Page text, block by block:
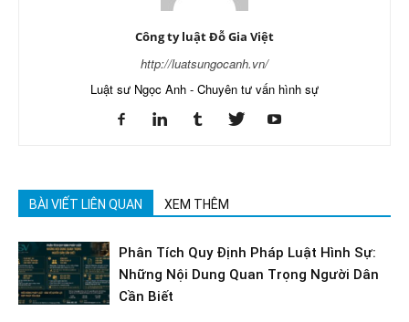
Công ty luật Đỗ Gia Việt
http://luatsungocanh.vn/
Luật sư Ngọc Anh - Chuyên tư vấn hình sự
BÀI VIẾT LIÊN QUAN XEM THÊM
Phân Tích Quy Định Pháp Luật Hình Sự:
Những Nội Dung Quan Trọng Người Dân
Cần Biết